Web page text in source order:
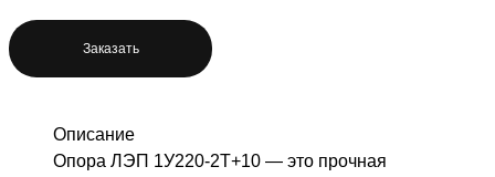
Заказать
Описание
Опора ЛЭП 1У220-2Т+10 — это прочная